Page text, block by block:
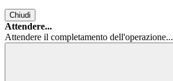
Chiudi
Attendere...
Attendere il completamento dell'operazione...